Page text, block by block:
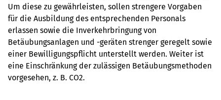
Um diese zu gewährleisten, sollen strengere Vorgaben
für die Ausbildung des entsprechenden Personals
erlassen sowie die Inverkehrbringung von
Betäubungsanlagen und -geräten strenger geregelt sowie
einer Bewilligungspflicht unterstellt werden. Weiter ist
eine Einschränkung der zulässigen Betäubungsmethoden
vorgesehen, z. B. CO2.